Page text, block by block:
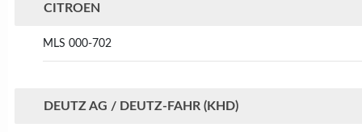
CITROEN
MLS 000-702
DEUTZ AG / DEUTZ-FAHR (KHD)